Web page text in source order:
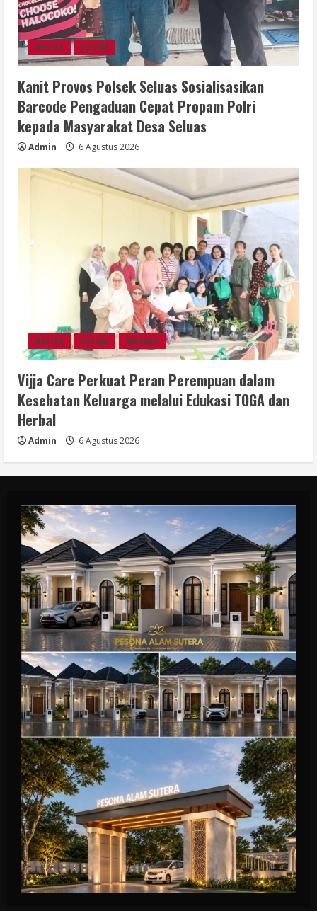
Berita Jurnal
Kanit Provos Polsek Seluas Sosialisasikan
Barcode Pengaduan Cepat Propam Polri
kepada Masyarakat Desa Seluas
Admin 6 Agustus 2026
Berita Bisnis Budaya
Vijja Care Perkuat Peran Perempuan dalam
Kesehatan Keluarga melalui Edukasi TOGA dan
Herbal
Admin 6 Agustus 2026